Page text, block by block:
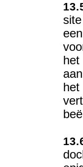
het